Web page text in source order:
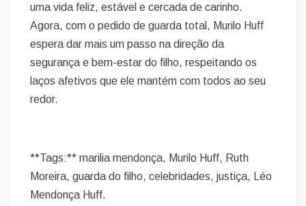
uma vida feliz, estável e cercada de carinho.
Agora, com o pedido de guarda total, Murilo Huff
espera dar mais um passo na direção da
segurança e bem-estar do filho, respeitando os
laços afetivos que ele mantém com todos ao seu
redor.
**Tags:** marilia mendonça, Murilo Huff, Ruth
Moreira, guarda do filho, celebridades, justiça, Léo
Mendonça Huff.